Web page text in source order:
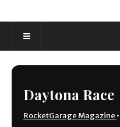
Daytona Race
RocketGarage Magazine •